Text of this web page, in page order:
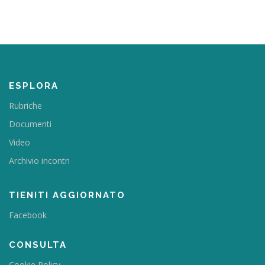
ESPLORA
Rubriche
Documenti
Video
Archivio incontri
TIENITI AGGIORNATO
Facebook
CONSULTA